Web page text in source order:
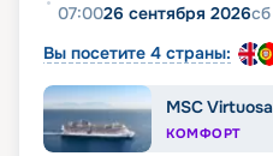
07:0026 сентября 2026сб
Вы посетите 4 страны:
MSC Virtuosa
КОМФОРТ